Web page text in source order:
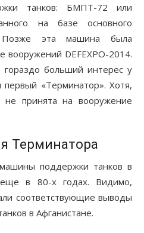
танков: БМПТ-72 или
на базе основного
эта машина была
вооружений DEFEXPO-2014.
больший интерес у
первый «Терминатор». Хотя,
принята на вооружение
Терминатора
поддержки танков в
в 80-х годах. Видимо,
соответствующие выводы
в Афганистане.